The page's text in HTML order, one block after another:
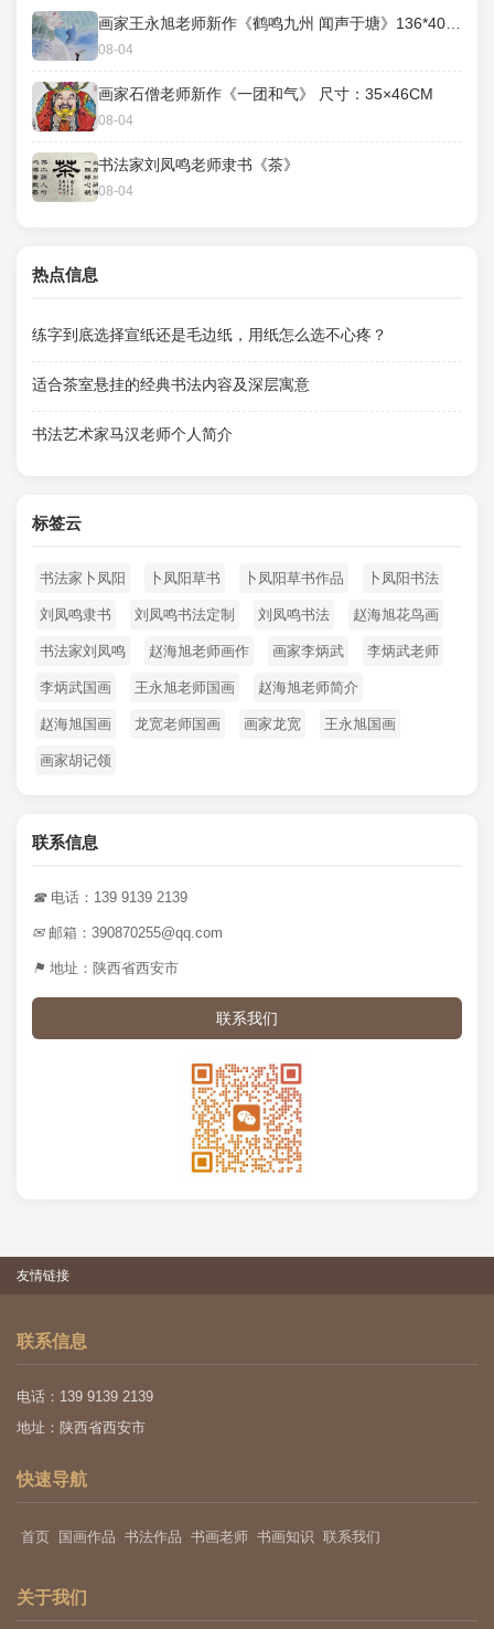
08-04
画家石僧老师新作《一团和气》 ​尺寸：35×46CM
08-04
书法家刘凤鸣老师隶书《茶》
08-04
热点信息
练字到底选择宣纸还是毛边纸，用纸怎么选不心疼？
适合茶室悬挂的经典书法内容及深层寓意
书法艺术家马汉老师个人简介
标签云
书法家卜凤阳 卜凤阳草书 卜凤阳草书作品 卜凤阳书法
刘凤鸣隶书 刘凤鸣书法定制 刘凤鸣书法 赵海旭花鸟画
书法家刘凤鸣 赵海旭老师画作 画家李炳武 李炳武老师
李炳武国画 王永旭老师国画 赵海旭老师简介
赵海旭国画 龙宽老师国画 画家龙宽 王永旭国画
画家胡记领
联系信息
☎电话：139 9139 2139
✉邮箱：390870255@qq.com
⚑ 地址：陕西省西安市
联系我们
友情链接
联系信息
电话：139 9139 2139
地址：陕西省西安市
快速导航
首页 国画作品 书法作品 书画老师 书画知识 联系我们
关于我们